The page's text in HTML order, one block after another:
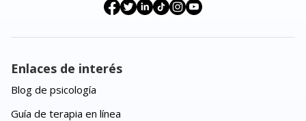
Enlaces de interés
Blog de psicología
Guía de terapia en línea